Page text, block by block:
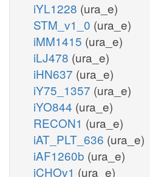
iYL1228 (ura_e)
STM_v1_0 (ura_e)
iMM1415 (ura_e)
iLJ478 (ura_e)
iHN637 (ura_e)
iY75_1357 (ura_e)
iYO844 (ura_e)
RECON1 (ura_e)
iAT_PLT_636 (ura_e)
iAF1260b (ura_e)
iCHOv1 (ura_e)